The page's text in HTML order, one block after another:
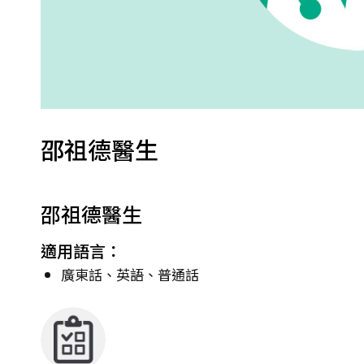
邵祖德醫生
邵祖德醫生
適用語言：
廣東話、英語、普通話